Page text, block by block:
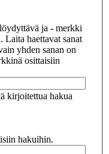
ja - merkki
Laita haettavat sanat
yhden sanan on
osittaisiin
kirjoitettua hakua
hakuihin.